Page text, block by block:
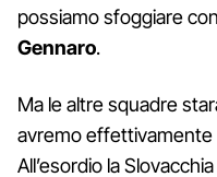
possiamo sfoggiare
Gennaro.
Ma le altre squadre
avremo effettivamente
All’esordio la